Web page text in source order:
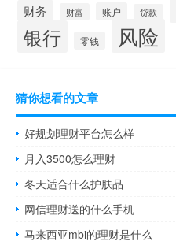
财务 财富 账户 贷款
银行 零钱 风险
猜你想看的文章
好规划理财平台怎么样
月入3500怎么理财
冬天适合什么护肤品
网信理财送的什么手机
马来西亚mbi的理财是什么